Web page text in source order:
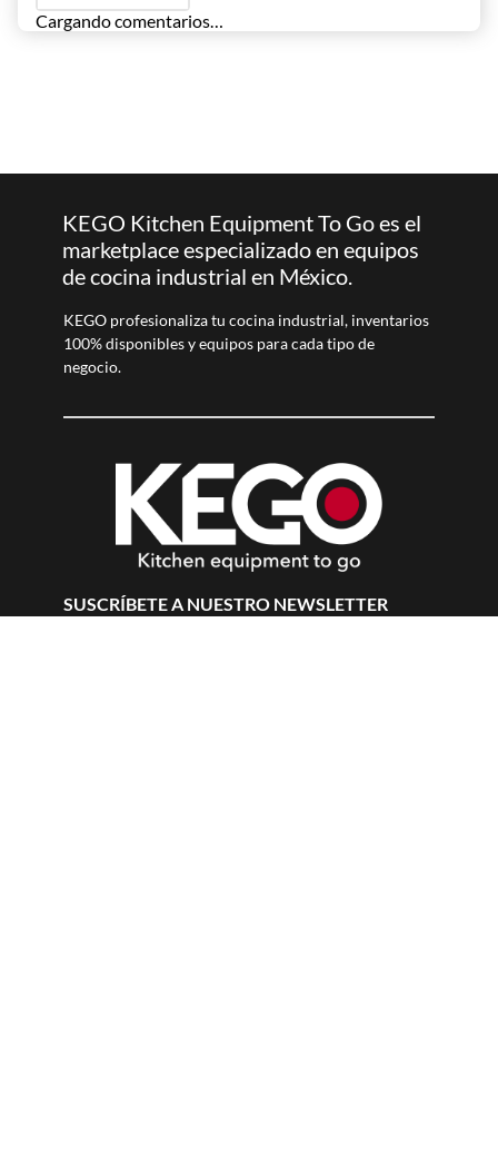
Cargando comentarios…
KEGO Kitchen Equipment To Go es el
marketplace especializado en equipos
de cocina industrial en México.
KEGO profesionaliza tu cocina industrial, inventarios
100% disponibles y equipos para cada tipo de
negocio.
SUSCRÍBETE A NUESTRO NEWSLETTER